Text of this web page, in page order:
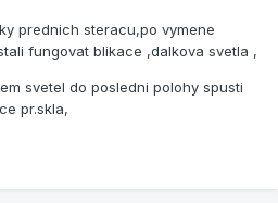
prednich steracu,po vymene
fungovat blikace ,dalkova svetla ,
svetel do posledni polohy spusti
pr.skla,